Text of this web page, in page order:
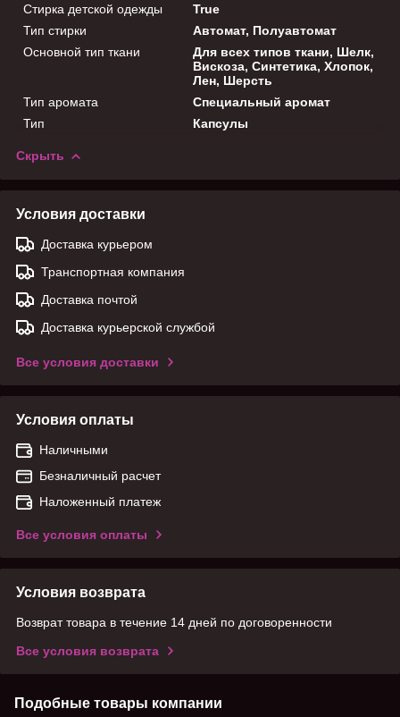
Стирка детской одежды
True
Тип стирки
Автомат, Полуавтомат
Основной тип ткани
Для всех типов ткани, Шелк,
Вискоза, Синтетика, Хлопок,
Лен, Шерсть
Тип аромата
Специальный аромат
Тип
Капсулы
Скрыть
Условия доставки
Доставка курьером
Транспортная компания
Доставка почтой
Доставка курьерской службой
Все условия доставки
Условия оплаты
Наличными
Безналичный расчет
Наложенный платеж
Все условия оплаты
Условия возврата
Возврат товара в течение 14 дней по договоренности
Все условия возврата
Подобные товары компании